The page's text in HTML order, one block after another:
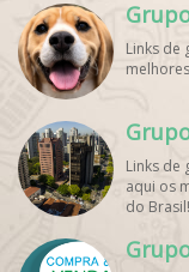
Links de
Links de
aqui os
do Brasil!